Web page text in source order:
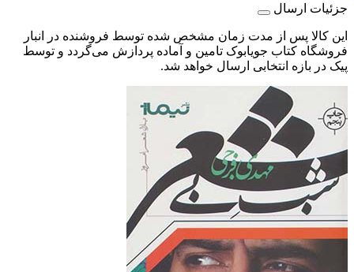
جزئیات ارسال
این کالا پس از مدت زمان مشخص شده توسط فروشنده در انبار
فروشگاه کتاب جویابوک تامین و آماده پردازش می‌گردد و توسط
پیک در بازه انتخابی ارسال خواهد شد.